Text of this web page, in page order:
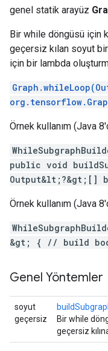
genel statik arayüz
Bir while döngüsü için
geçersiz kılan soyut bir
için bir lambda
Örnek kullanım (Java
public void
Output&lt;?&gt;[]
Örnek kullanım (Java
&gt; { // build
Genel Yöntemler
soyut
geçersiz
Bir while
geçersiz